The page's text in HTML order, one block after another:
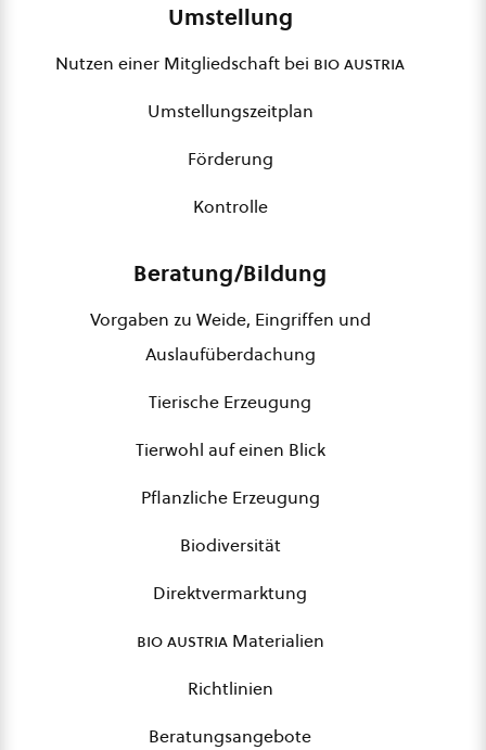
Umstellung
Nutzen einer Mitgliedschaft bei bio austria
Umstellungszeitplan
Förderung
Kontrolle
Beratung/Bildung
Vorgaben zu Weide, Eingriffen und
Auslaufüberdachung
Tierische Erzeugung
Tierwohl auf einen Blick
Pflanzliche Erzeugung
Biodiversität
Direktvermarktung
bio austriaMaterialien
Richtlinien
Beratungsangebote